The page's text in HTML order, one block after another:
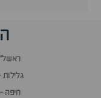
ראשל״צ -
חיפה -